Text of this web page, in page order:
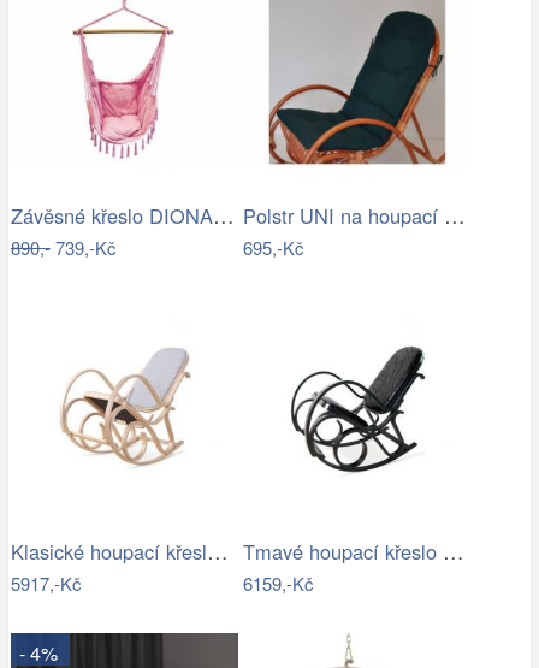
Závěsné křeslo DIONA starorůžová
890,-739,-Kč
Polstr UNI na houpací křeslo - látka…
695,-Kč
Klasické houpací křeslo - AT
5917,-Kč
Tmavé houpací křeslo z přírodní ovčí…
6159,-Kč
- 4%